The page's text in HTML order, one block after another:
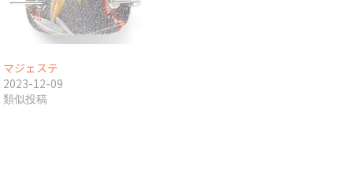
マジェステ
2023-12-09
類似投稿